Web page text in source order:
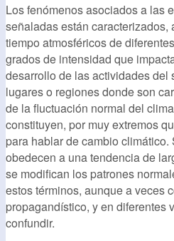
Los fenómenos asociados a las
señaladas están caracterizados,
tiempo atmosféricos de
grados de intensidad que
desarrollo de las actividades del
lugares o regiones donde son
de la fluctuación normal del
constituyen, por muy extremos
para hablar de cambio
obedecen a una tendencia de
se modifican los patrones
estos términos, aunque a veces
propagandístico, y en diferentes
confundir.